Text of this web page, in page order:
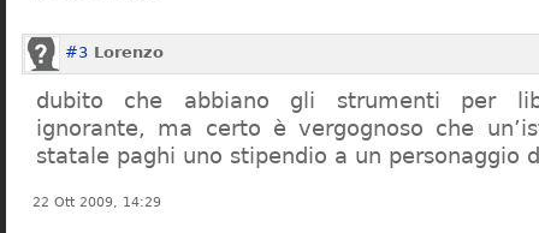
#3 Lorenzo
dubito che abbiano gli strumenti per
ignorante, ma certo è vergognoso che
statale paghi uno stipendio a un personaggio
22 Ott 2009, 14:29